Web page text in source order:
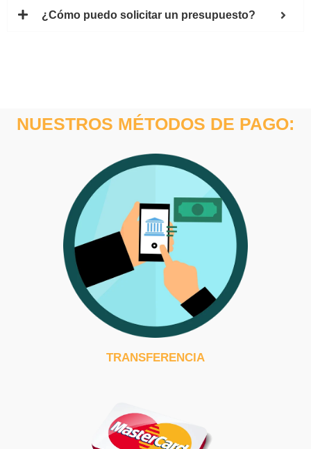
¿Cómo puedo solicitar un presupuesto?
NUESTROS MÉTODOS DE PAGO:
TRANSFERENCIA